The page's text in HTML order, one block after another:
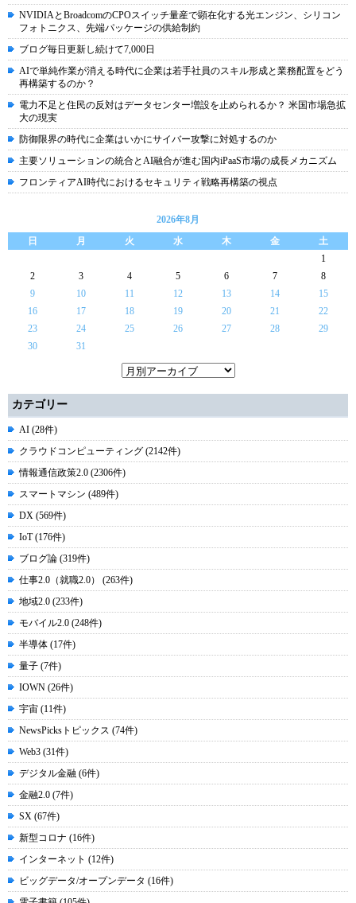
NVIDIAとBroadcomのCPOスイッチ量産で顕在化する光エンジン、シリコン
フォトニクス、先端パッケージの供給制約
ブログ毎日更新し続けて7,000日
AIで単純作業が消える時代に企業は若手社員のスキル形成と業務配置をどう
再構築するのか？
電力不足と住民の反対はデータセンター増設を止められるか？ 米国市場急拡
大の現実
防御限界の時代に企業はいかにサイバー攻撃に対処するのか
主要ソリューションの統合とAI融合が進む国内iPaaS市場の成長メカニズム
フロンティアAI時代におけるセキュリティ戦略再構築の視点
2026年8月
日
月 火 水 木 金
土
1
2
3 4 5 6 7
8
9
10 11 12 13 14
15
16
17 18 19 20 21
22
23
24 25 26 27 28
29
30
31
カテゴリー
AI (28件)
クラウドコンピューティング (2142件)
情報通信政策2.0 (2306件)
スマートマシン (489件)
DX (569件)
IoT (176件)
ブログ論 (319件)
仕事2.0（就職2.0） (263件)
地域2.0 (233件)
モバイル2.0 (248件)
半導体 (17件)
量子 (7件)
IOWN (26件)
宇宙 (11件)
NewsPicksトピックス (74件)
Web3 (31件)
デジタル金融 (6件)
金融2.0 (7件)
SX (67件)
新型コロナ (16件)
インターネット (12件)
ビッグデータ/オープンデータ (16件)